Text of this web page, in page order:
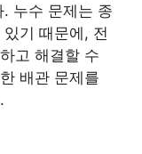
누수 문제는 종
기 때문에, 전
고 해결할 수
배관 문제를